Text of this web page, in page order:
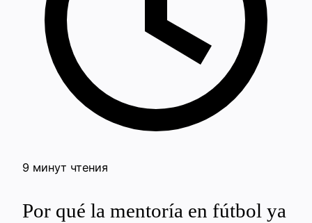
9 минут чтения
Por qué la mentoría en fútbol ya